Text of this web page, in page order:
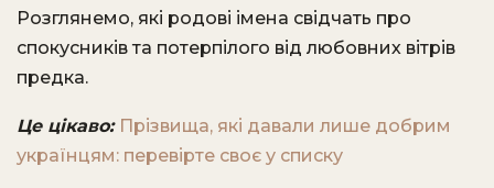
Розглянемо, які родові імена свідчать про
спокусників та потерпілого від любовних вітрів
предка.
Це цікаво: Прізвища, які давали лише добрим
українцям: перевірте своє у списку